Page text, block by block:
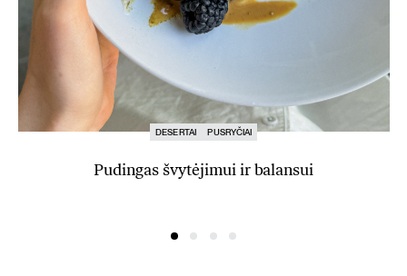
DESERTAI PUSRYČIAI
Pudingas švytėjimui ir balansui